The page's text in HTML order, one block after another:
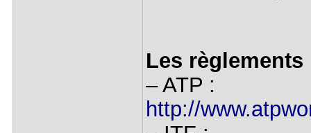
Les règlements
– ATP :
http://